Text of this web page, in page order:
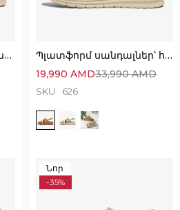
Պլատֆորմ մյուլեր՝ հիանալի ընտրություն
Պլատֆորմ սանդալներ՝ հիանալի ընտրություն
33,990AMD
19,990 AMD
SKU 626
Նոր
-35%